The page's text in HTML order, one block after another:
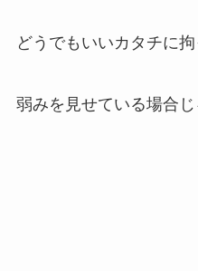
どうでもいいカタチに拘
弱みを見せている場合じ